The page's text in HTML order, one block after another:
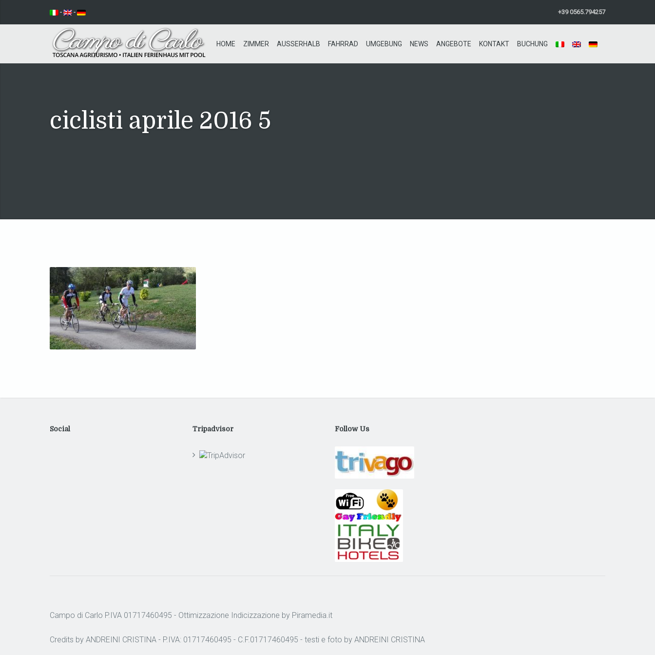
- - +39 0565.794257
HOME ZIMMER AUSSERHALB FAHRRAD UMGEBUNG NEWS ANGEBOTE KONTAKT BUCHUNG
ciclisti aprile 2016 5
Social Tripadvisor Follow Us
Campo di Carlo P.IVA 01717460495 - Ottimizzazione Indicizzazione by Piramedia.it
Credits by ANDREINI CRISTINA - P.IVA: 01717460495 - C.F.01717460495 - testi e foto by ANDREINI CRISTINA